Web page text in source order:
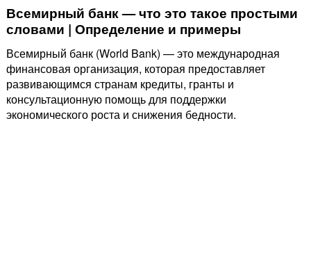
Всемирный банк — что это такое простыми
словами | Определение и примеры
Всемирный банк (World Bank) — это международная
финансовая организация, которая предоставляет
развивающимся странам кредиты, гранты и
консультационную помощь для поддержки
экономического роста и снижения бедности.